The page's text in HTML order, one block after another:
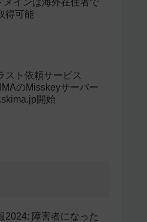
メインは海外在住者で
得可能
スト依頼サービス
のMisskeyサーバー
開始
2024: 障害者になった